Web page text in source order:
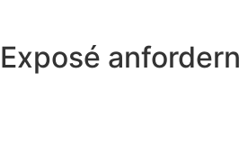
Exposé anfordern